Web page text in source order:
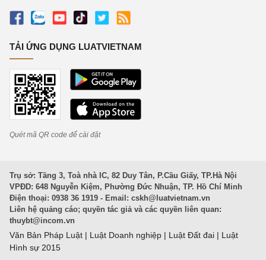
TẢI ỨNG DỤNG LUATVIETNAM
Quét mã QR code để cài đặt
Trụ sở: Tầng 3, Toà nhà IC, 82 Duy Tân, P.Cầu Giấy, TP.Hà Nội
VPĐD: 648 Nguyễn Kiệm, Phường Đức Nhuận, TP. Hồ Chí Minh
Điện thoại: 0938 36 1919 - Email: cskh@luatvietnam.vn
Liên hệ quảng cáo; quyền tác giả và các quyền liên quan:
thuybt@incom.vn
Văn Bản Pháp Luật | Luật Doanh nghiệp | Luật Đất đai | Luật
Hình sự 2015